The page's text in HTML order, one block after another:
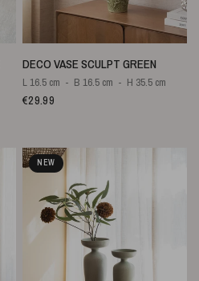
QUICK VIEW
DECO VASE SCULPT GREEN
L 16.5 cm B 16.5 cm H 35.5 cm
€29.99
NEW